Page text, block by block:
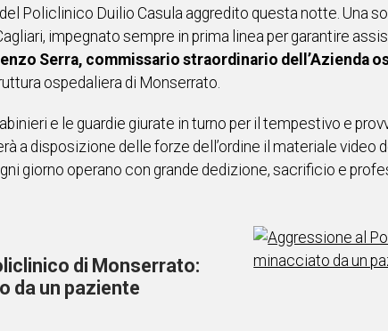
Policlinico Duilio Casula aggredito questa notte. Una
impegnato sempre in prima linea per garantire
Serra, commissario straordinario dell’Azienda
ospedaliera di Monserrato.
e le guardie giurate in turno per il tempestivo e
a disposizione delle forze dell’ordine il materiale video
giorno operano con grande dedizione, sacrificio e
di Monserrato:
da un paziente